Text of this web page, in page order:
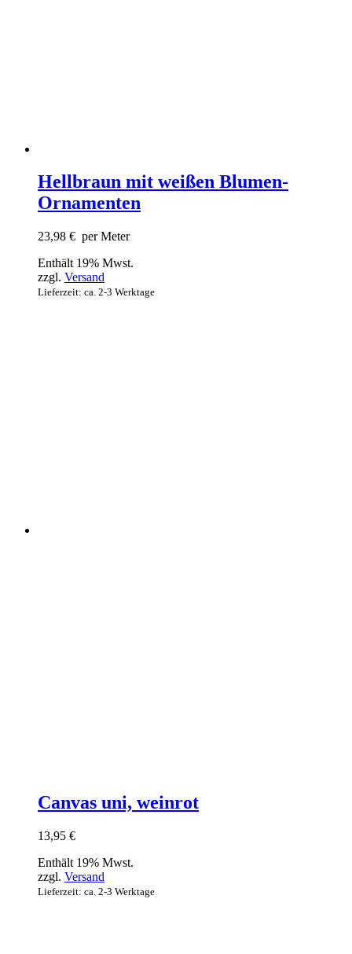
Hellbraun mit weißen Blumen-
Ornamenten
23,98 € per Meter
Enthält 19% Mwst.
zzgl. Versand
Lieferzeit: ca. 2-3 Werktage
Canvas uni, weinrot
13,95 €
Enthält 19% Mwst.
zzgl. Versand
Lieferzeit: ca. 2-3 Werktage